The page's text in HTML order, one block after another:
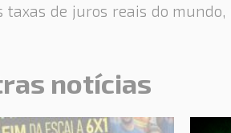
taxas de juros reais do
notícias